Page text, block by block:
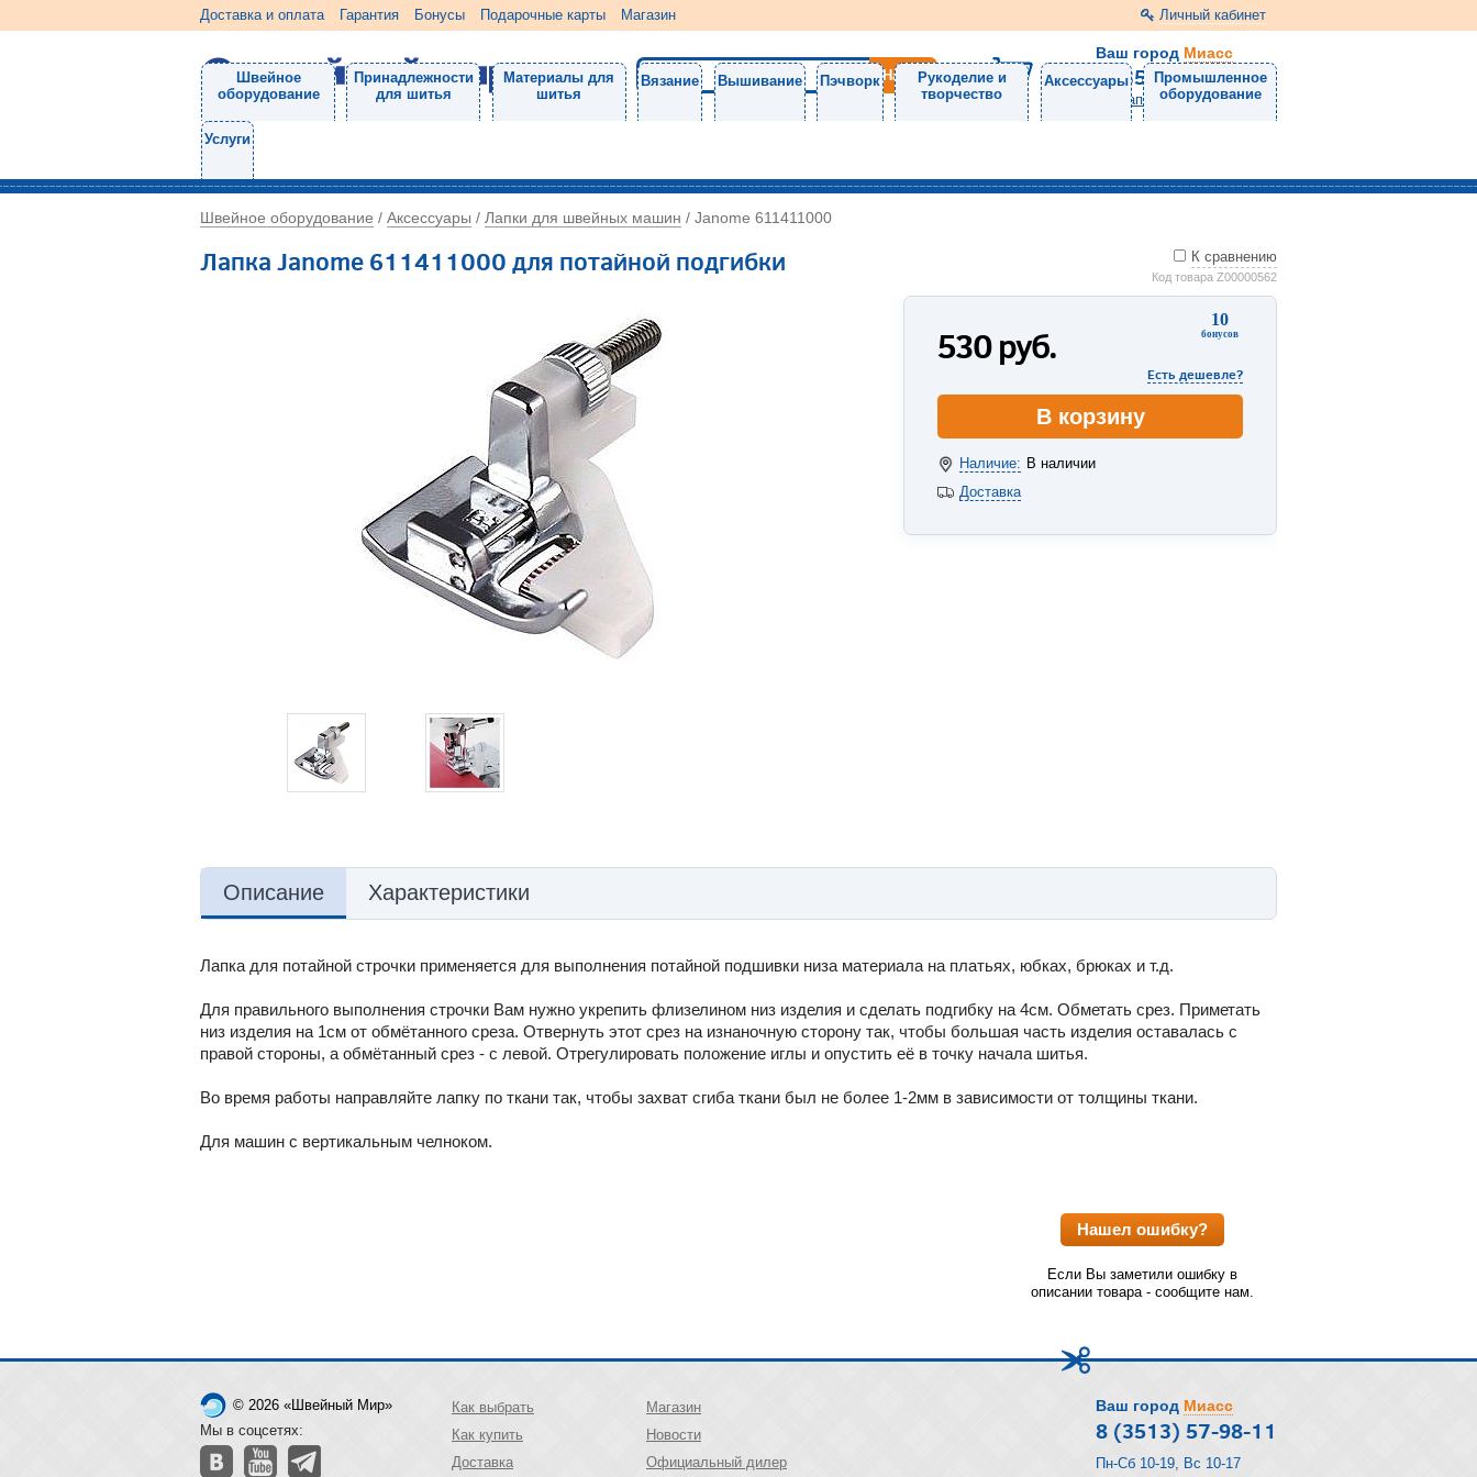
Доставка и оплата Гарантия Бонусы Подарочные карты Магазин Личный кабинет
Ваш город Миасс
8 (3513) 57-98-11
Напишите нам
Швейное
оборудование
Принадлежности
для шитья
Материалы для
шитья
Вязание Вышивание Пэчворк
Рукоделие и
творчество
Аксессуары
Промышленное
оборудование
Услуги
Швейное оборудование / Аксессуары / Лапки для швейных машин / Janome 611411000
Лапка Janome 611411000 для потайной подгибки К сравнению
Код товара Z00000562
10
бонусов
530руб.
Есть дешевле?
В корзину
Наличие: В наличии
Доставка
Описание Характеристики
Лапка для потайной строчки применяется для выполнения потайной подшивки низа материала на платьях, юбках, брюках и т.д.
Для правильного выполнения строчки Вам нужно укрепить флизелином низ изделия и сделать подгибку на 4см. Обметать срез. Приметать
низ изделия на 1см от обмётанного среза. Отвернуть этот срез на изнаночную сторону так, чтобы большая часть изделия оставалась с
правой стороны, а обмётанный срез - с левой. Отрегулировать положение иглы и опустить её в точку начала шитья.
Во время работы направляйте лапку по ткани так, чтобы захват сгиба ткани был не более 1-2мм в зависимости от толщины ткани.
Для машин с вертикальным челноком.
Нашел ошибку?
Если Вы заметили ошибку в
описании товара - сообщите нам.
© 2026 «Швейный Мир»
Мы в соцсетях:
Как выбрать
Как купить
Доставка
Магазин
Новости
Официальный дилер
Ваш город Миасс
8 (3513) 57-98-11
Пн-Сб 10-19, Вс 10-17